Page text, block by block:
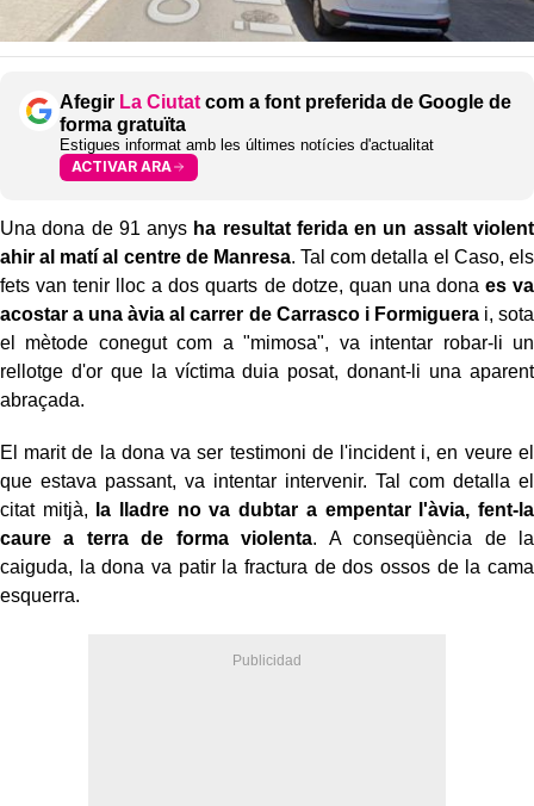
Afegir La Ciutat com a font preferida de Google de
forma gratuïta
Estigues informat amb les últimes notícies d'actualitat
ACTIVAR ARA
Una dona de 91 anys ha resultat ferida en un assalt violent
ahir al matí al centre de Manresa. Tal com detalla el Caso, els
fets van tenir lloc a dos quarts de dotze, quan una dona es va
acostar a una àvia al carrer de Carrasco i Formiguerai, sota
el mètode conegut com a "mimosa", va intentar robar-li un
rellotge d'or que la víctima duia posat, donant-li una aparent
abraçada.
El marit de la dona va ser testimoni de l'incident i, en veure el
que estava passant, va intentar intervenir. Tal com detalla el
citat mitjà,
la lladre no va dubtar a empentar l'àvia, fent-la
caure a terra de forma violenta. A conseqüència de la
caiguda, la dona va patir la fractura de dos ossos de la cama
esquerra.